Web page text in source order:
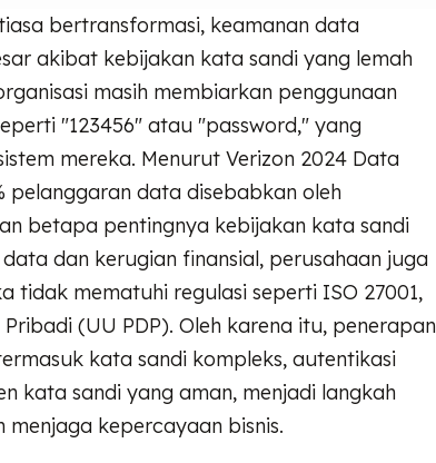
bertransformasi, keamanan data
akibat kebijakan kata sandi yang lemah
masih membiarkan penggunaan
"123456" atau "password," yang
mereka. Menurut Verizon 2024 Data
pelanggaran data disebabkan oleh
betapa pentingnya kebijakan kata sandi
dan kerugian finansial, perusahaan juga
tidak mematuhi regulasi seperti ISO 27001,
(UU PDP). Oleh karena itu, penerapan
kata sandi kompleks, autentikasi
kata sandi yang aman, menjadi langkah
kepercayaan bisnis.